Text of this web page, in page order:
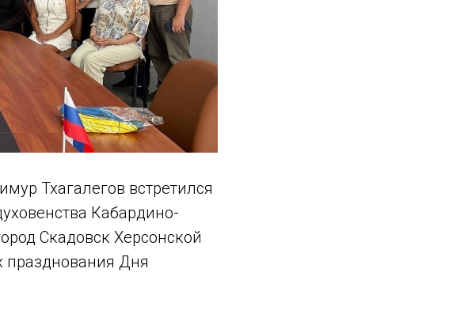
Тхагалегов встретился
Кабардино-
Скадовск Херсонской
празднования Дня